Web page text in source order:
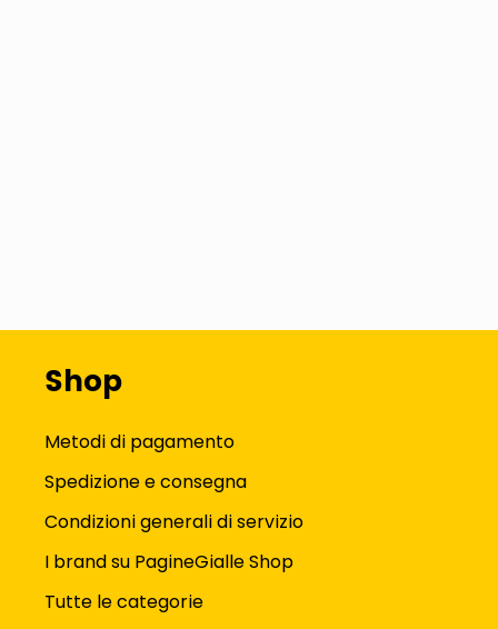
Shop
Metodi di pagamento
Spedizione e consegna
Condizioni generali di servizio
I brand su PagineGialle Shop
Tutte le categorie